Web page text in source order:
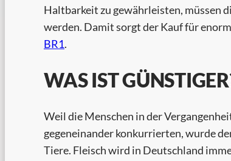
Haltbarkeit zu gewährleisten, müssen
werden. Damit sorgt der Kauf für
BR1.
WAS IST
Weil die Menschen in der
gegeneinander konkurrierten, wurde
Tiere. Fleisch wird in Deutschland